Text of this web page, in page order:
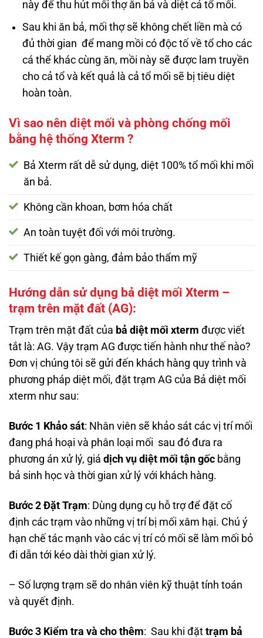
này để thu hút mối thợ ăn bả và diệt cả tổ mối.
Sau khi ăn bả, mối thợ sẽ không chết liền mà có
đủ thời gian để mang mồi có độc tố về tổ cho các
cá thể khác cùng ăn, mồi này sẽ được lam truyền
cho cả tổ và kết quả là cả tổ mối sẽ bị tiêu diệt
hoàn toàn.
Vì sao nên diệt mối và phòng chống mối
bằng hệ thống Xterm ?
Bả Xterm rất dễ sử dụng, diệt 100% tổ mối khi mối
ăn bả.
Không cần khoan, bơm hóa chất
An toàn tuyệt đối với môi trường.
Thiết kế gọn gàng, đảm bảo thẩm mỹ
Hướng dẫn sử dụng bả diệt mối Xterm –
trạm trên mặt đất (AG):
Trạm trên mặt đất của bả diệt mối xterm được viết
tắt là: AG. Vậy trạm AG được tiến hành như thế nào?
Đơn vị chúng tôi sẽ gửi đến khách hàng quy trình và
phương pháp diệt mối, đặt trạm AG của Bả diệt mối
xterm như sau:
Bước 1 Khảo sát: Nhân viên sẽ khảo sát các vị trí mối
đang phá hoại và phân loại mối sau đó đưa ra
phương án xử lý, giá dịch vụ diệt mối tận gốc bằng
bả sinh học và thời gian xử lý với khách hàng.
Bước 2 Đặt Trạm: Dùng dụng cụ hỗ trợ để đặt cố
định các trạm vào những vị trí bị mối xâm hại. Chú ý
hạn chế tác mạnh vào các vị trí có mối sẽ làm mối bỏ
đi dẫn tới kéo dài thời gian xử lý.
– Số lượng trạm sẽ do nhân viên kỹ thuật tính toán
và quyết định.
Bước 3 Kiểm tra và cho thêm: Sau khi đặt trạm bả